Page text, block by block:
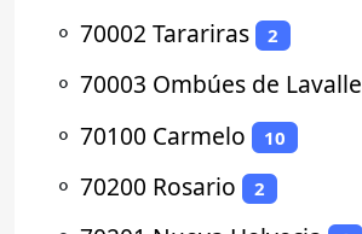
⚬ 70002 Tarariras 2
⚬ 70003 Ombúes de Lavalle
⚬ 70100 Carmelo 10
⚬ 70200 Rosario 2